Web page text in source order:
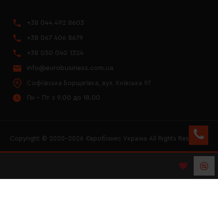
+38 044 492 8603
+38 067 406 8679
+38 050 040 1324
info@eurobusiness.com.ua
Софіївська Борщагівка, вул. Київська 97
Пн - Пт з 9.00 до 18.00
Copyright © 2020–2026 Євробізнес Україна All Rights Reserved
LOGO ЄВРОБІЗНЕС